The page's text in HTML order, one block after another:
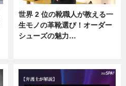
世界 2 位の靴職人が教える一
生モノの革靴選び！オーダー
シューズの魅力…